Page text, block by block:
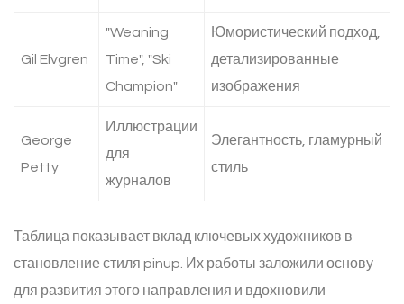
Gil Elvgren
"Weaning
Time", "Ski
Champion"
Юмористический подход,
детализированные
изображения
George
Petty
Иллюстрации
для
журналов
Элегантность, гламурный
стиль
Таблица показывает вклад ключевых художников в
становление стиля pinup. Их работы заложили основу
для развития этого направления и вдохновили